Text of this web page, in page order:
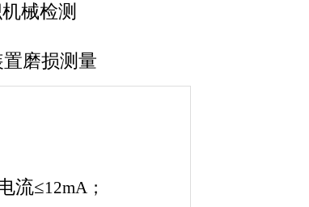
机械检测
磨损测 量
流≤12mA；